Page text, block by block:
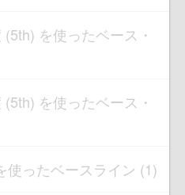
(5th) を使ったベース・
(5th) を使ったベース・
使ったベースライン (1)